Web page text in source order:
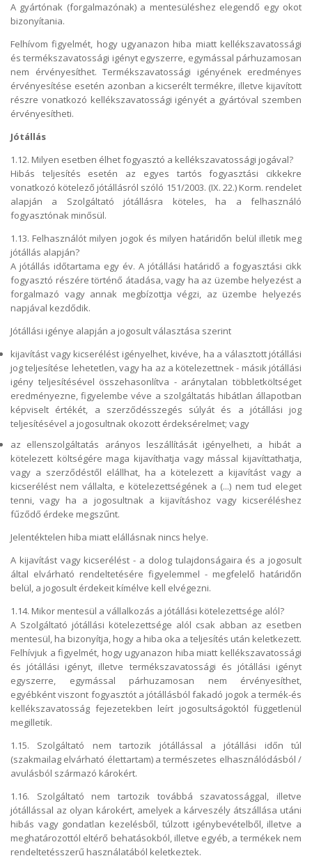
A gyártónak (forgalmazónak) a mentesüléshez elegendő egy okot
bizonyítania.
Felhívom figyelmét, hogy ugyanazon hiba miatt kellékszavatossági
és termékszavatossági igényt egyszerre, egymással párhuzamosan
nem érvényesíthet. Termékszavatossági igényének eredményes
érvényesítése esetén azonban a kicserélt termékre, illetve kijavított
részre vonatkozó kellékszavatossági igényét a gyártóval szemben
érvényesítheti.
Jótállás
1.12. Milyen esetben élhet fogyasztó a kellékszavatossági jogával?
Hibás teljesítés esetén az egyes tartós fogyasztási cikkekre
vonatkozó kötelező jótállásról szóló 151/2003. (IX. 22.) Korm. rendelet
alapján a Szolgáltató jótállásra köteles, ha a felhasználó
fogyasztónak minősül.
1.13. Felhasználót milyen jogok és milyen határidőn belül illetik meg
jótállás alapján?
A jótállás időtartama egy év. A jótállási határidő a fogyasztási cikk
fogyasztó részére történő átadása, vagy ha az üzembe helyezést a
forgalmazó vagy annak megbízottja végzi, az üzembe helyezés
napjával kezdődik.
Jótállási igénye alapján a jogosult választása szerint
kijavítást vagy kicserélést igényelhet, kivéve, ha a választott jótállási
jog teljesítése lehetetlen, vagy ha az a kötelezettnek - másik jótállási
igény teljesítésével összehasonlítva - aránytalan többletköltséget
eredményezne, figyelembe véve a szolgáltatás hibátlan állapotban
képviselt értékét, a szerződésszegés súlyát és a jótállási jog
teljesítésével a jogosultnak okozott érdeksérelmet; vagy
az ellenszolgáltatás arányos leszállítását igényelheti, a hibát a
kötelezett költségére maga kijavíthatja vagy mással kijavíttathatja,
vagy a szerződéstől elállhat, ha a kötelezett a kijavítást vagy a
kicserélést nem vállalta, e kötelezettségének a (...) nem tud eleget
tenni, vagy ha a jogosultnak a kijavításhoz vagy kicseréléshez
fűződő érdeke megszűnt.
Jelentéktelen hiba miatt elállásnak nincs helye.
A kijavítást vagy kicserélést - a dolog tulajdonságaira és a jogosult
által elvárható rendeltetésére figyelemmel - megfelelő határidőn
belül, a jogosult érdekeit kímélve kell elvégezni.
1.14. Mikor mentesül a vállalkozás a jótállási kötelezettsége alól?
A Szolgáltató jótállási kötelezettsége alól csak abban az esetben
mentesül, ha bizonyítja, hogy a hiba oka a teljesítés után keletkezett.
Felhívjuk a figyelmét, hogy ugyanazon hiba miatt kellékszavatossági
és jótállási igényt, illetve termékszavatossági és jótállási igényt
egyszerre, egymással párhuzamosan nem érvényesíthet,
egyébként viszont fogyasztót a jótállásból fakadó jogok a termék-és
kellékszavatosság fejezetekben leírt jogosultságoktól függetlenül
megilletik.
1.15. Szolgáltató nem tartozik jótállással a jótállási időn túl
(szakmailag elvárható élettartam) a természetes elhasználódásból /
avulásból származó károkért.
1.16. Szolgáltató nem tartozik továbbá szavatossággal, illetve
jótállással az olyan károkért, amelyek a kárveszély átszállása utáni
hibás vagy gondatlan kezelésből, túlzott igénybevételből, illetve a
meghatározottól eltérő behatásokból, illetve egyéb, a termékek nem
rendeltetésszerű használatából keletkeztek.